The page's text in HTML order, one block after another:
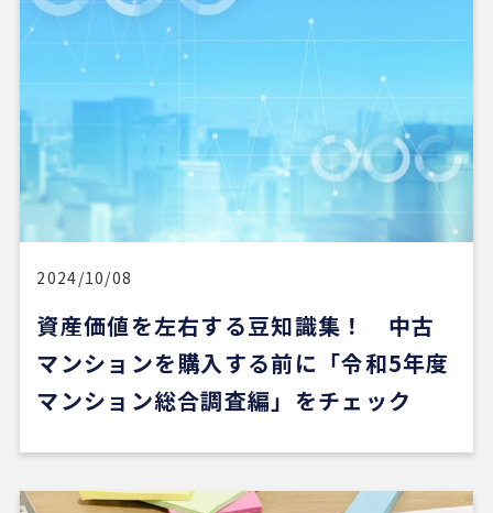
REDSは、自分でSUUMOなどを使って物件検索がで
きる人にはおすすめだと感じました。
他の不動産会社にも行きましたが、こちらの希望に
寄り添うというより、不動産会社側が売りたい物件
を勧められているように感じることもありました。
その点、REDSは自分で見つけた物件を軸に進めや
すいのがよかったです。
一方で、自分が望む物件像がまだ明確でない人や、
うまく検索できない人にとっては、REDSだけで良
い物件に出会うのは少し難しいかもしれません。
ただ、そういう場合でも、結局は良い不動産会社や
担当者に出会えないと希望の物件にはたどり着きに
くいと思います。
安い買い物ではないので、まずは自分でもいろいろ
ってから動くのが大切だと感じました。
担当の山崎一さん対応がスムーズで、とても安心感
2024/10/08
資産価値を左右する豆知識集！ 中古
マンションを購入する前に「令和5年度
マンション総合調査編」をチェック